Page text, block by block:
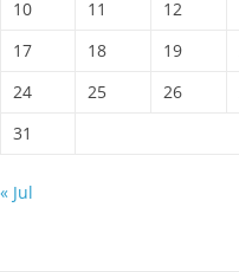
10
11 12
17
18 19
24
25 26
31
« Jul